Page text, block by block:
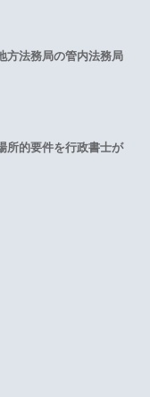
方法務局の管内法務局
所的要件を行政書士が